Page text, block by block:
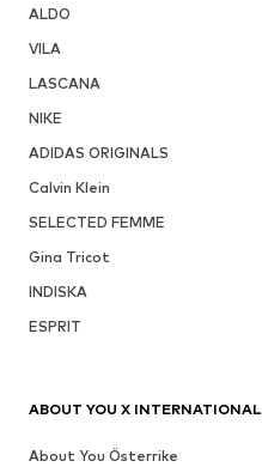
ALDO
VILA
LASCANA
NIKE
ADIDAS ORIGINALS
Calvin Klein
SELECTED FEMME
Gina Tricot
INDISKA
ESPRIT
ABOUT YOU X INTERNATIONAL
About You Österrike